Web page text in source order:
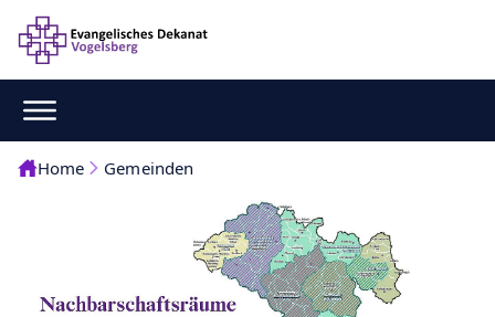
Home Gemeinden